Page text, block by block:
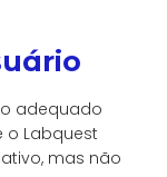
adequado
Labquest
mas não